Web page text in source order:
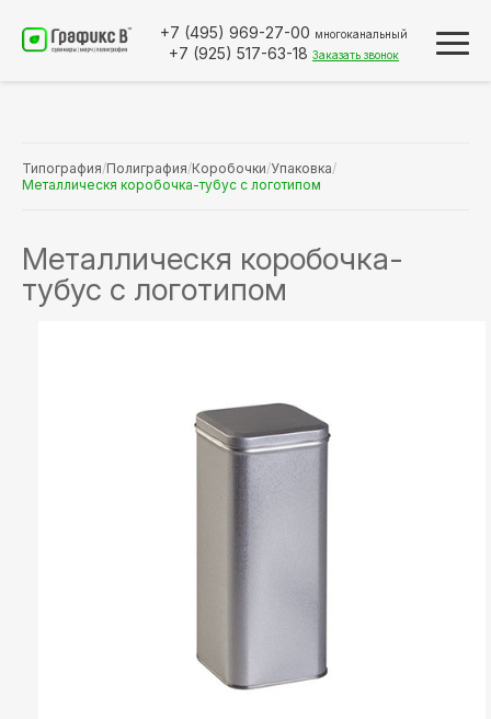
+7 (495) 969-27-00 многоканальный
+7 (925) 517-63-18 Заказать звонок
Типография/Полиграфия/Коробочки/Упаковка/
Металлическя коробочка-тубус с логотипом
Металлическя коробочка-
тубус с логотипом